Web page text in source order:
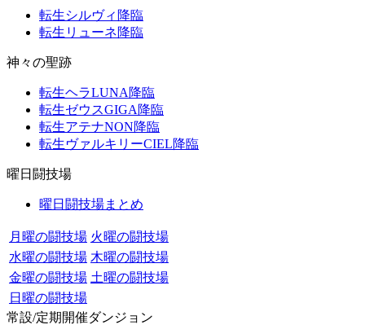
転生シルヴィ降臨
転生リューネ降臨
神々の聖跡
転生ヘラLUNA降臨
転生ゼウスGIGA降臨
転生アテナNON降臨
転生ヴァルキリーCIEL降臨
曜日闘技場
曜日闘技場まとめ
月曜の闘技場 火曜の闘技場
水曜の闘技場 木曜の闘技場
金曜の闘技場 土曜の闘技場
日曜の闘技場
常設/定期開催ダンジョン